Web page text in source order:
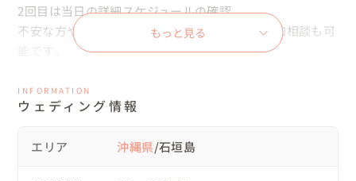
2回目は当日の詳細スケジュールの確認
不安な方や、さらにこだわりたい方のための追加相談も可
打ち合わせの段階から、おふたりのワクワクが画面越しに
伝わってきて、僕自身も当日が待ち遠しくてたまりません
もっと見る
INFORMATION
ウェディング情報
エリア 沖縄県/石垣島